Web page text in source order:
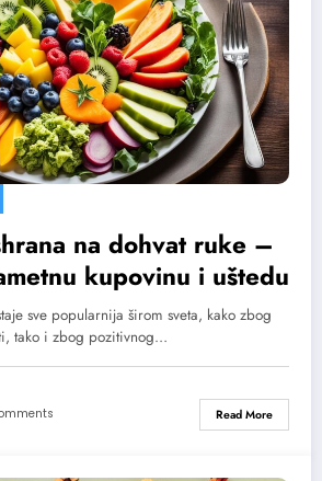
na dohvat ruke –
kupovinu i uštedu
sve popularnija širom sveta, kako zbog
tako i zbog pozitivnog…
Read More